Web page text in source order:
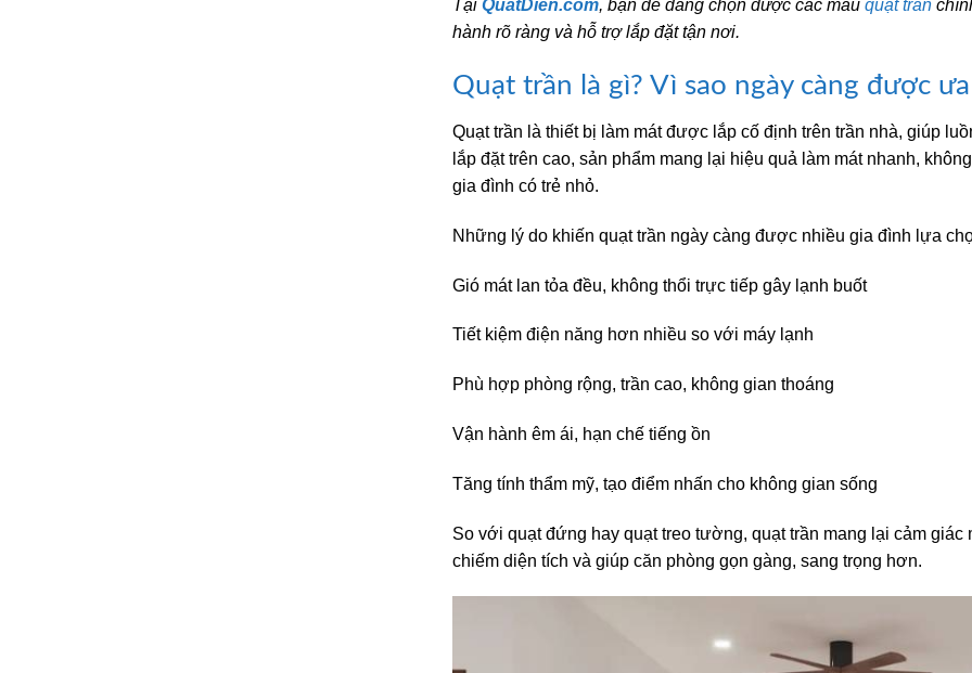
Tại QuatDien.com, bạn dễ dàng chọn được các mẫu quạt trần
hành rõ ràng và hỗ trợ lắp đặt tận nơi.
Quạt trần là gì? Vì sao ngày càng được
Quạt trần là thiết bị làm mát được lắp cố định trên trần nhà, giúp
lắp đặt trên cao, sản phẩm mang lại hiệu quả làm mát nhanh,
gia đình có trẻ nhỏ.
Những lý do khiến quạt trần ngày càng được nhiều gia đình lựa
Gió mát lan tỏa đều, không thổi trực tiếp gây lạnh buốt
Tiết kiệm điện năng hơn nhiều so với máy lạnh
Phù hợp phòng rộng, trần cao, không gian thoáng
Vận hành êm ái, hạn chế tiếng ồn
Tăng tính thẩm mỹ, tạo điểm nhấn cho không gian sống
So với quạt đứng hay quạt treo tường, quạt trần mang lại cảm
chiếm diện tích và giúp căn phòng gọn gàng, sang trọng hơn.